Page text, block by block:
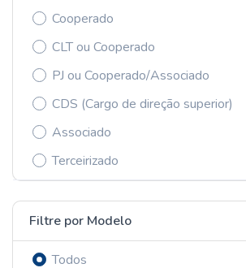
Cooperado
CLT ou Cooperado
PJ ou Cooperado/Associado
CDS (Cargo de direção superior)
Associado
Terceirizado
Filtre por Modelo
Todos